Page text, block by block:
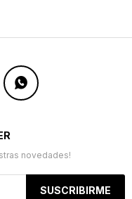

novedades!
SUSCRIBIRME